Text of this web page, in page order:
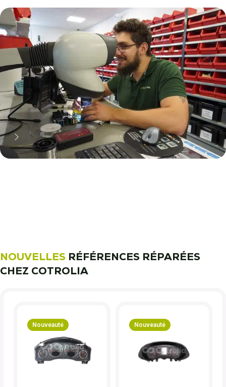
70% moins cher qu'une pièce
neuve... mais pas que !
Pourquoi réparer ?
NOUVELLES RÉFÉRENCES RÉPARÉES
CHEZ COTROLIA
Nouveauté Nouveauté